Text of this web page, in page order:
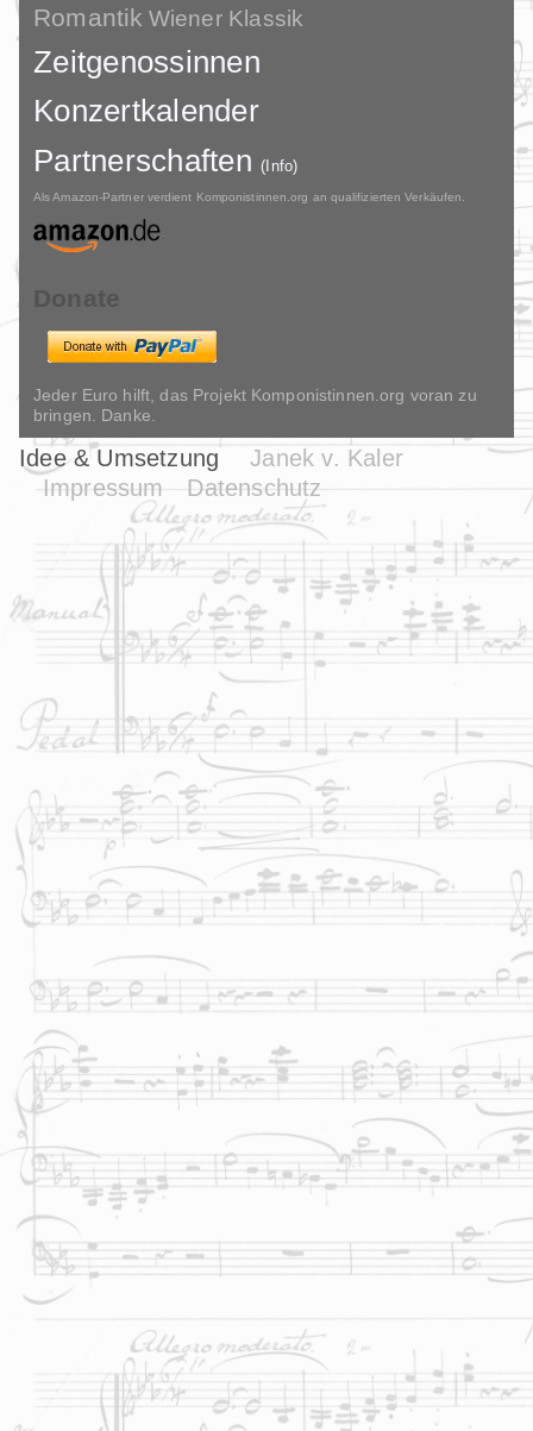
Romantik Wiener Klassik
Zeitgenossinnen
Konzertkalender
Partnerschaften(Info)
Als Amazon-Partner verdient Komponistinnen.org an qualifizierten Verkäufen.
Donate
Jeder Euro hilft, das Projekt Komponistinnen.org voran zu
bringen. Danke.
Idee & Umsetzung
Janek v. Kaler
Impressum
Datenschutz